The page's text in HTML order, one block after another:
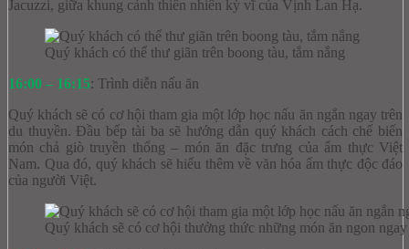
Jacuzzi, giữa khung cảnh thiên nhiên kỳ vĩ của Vịnh Lan Hạ.
Quý khách có thể thư giãn trên boong tàu, tắm nắng
16:00 – 16:15: Trình diễn nấu ăn
Quý khách sẽ có cơ hội tham gia một lớp học nấu ăn ngắn ngay trên
du thuyền. Đầu bếp tài ba sẽ hướng dẫn quý khách cách chế biến
món chả giò truyền thống – món ăn đặc trưng của ẩm thực Việt
Nam. Qua đó, quý khách sẽ hiểu thêm về văn hóa ẩm thực độc đáo
của người Việt.
Quý khách sẽ có cơ hội thưởng thức những món ăn ngon